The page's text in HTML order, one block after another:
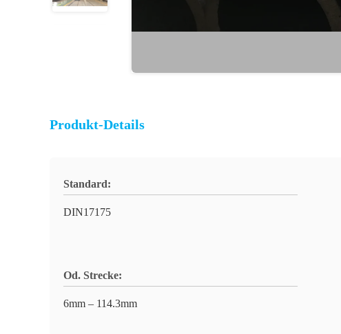
Produkt-Details
Standard:
DIN17175
Od. Strecke:
6mm – 114.3mm